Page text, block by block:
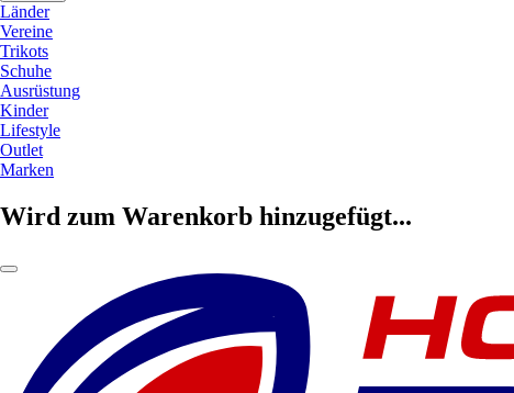
Länder
Vereine
Trikots
Schuhe
Ausrüstung
Kinder
Lifestyle
Outlet
Marken
Wird zum Warenkorb hinzugefügt...